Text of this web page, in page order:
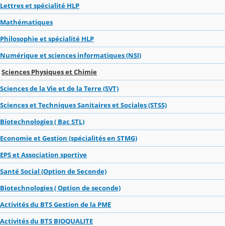
Lettres et spécialité HLP
Mathématiques
Philosophie et spécialité HLP
Numérique et sciences informatiques (NSI)
Sciences Physiques et Chimie
Sciences de la Vie et de la Terre (SVT)
Sciences et Techniques Sanitaires et Sociales (STSS)
Biotechnologies ( Bac STL)
Economie et Gestion (spécialités en STMG)
EPS et Association sportive
Santé Social (Option de Seconde)
Biotechnologies ( Option de seconde)
Activités du BTS Gestion de la PME
Activités du BTS BIOQUALITE